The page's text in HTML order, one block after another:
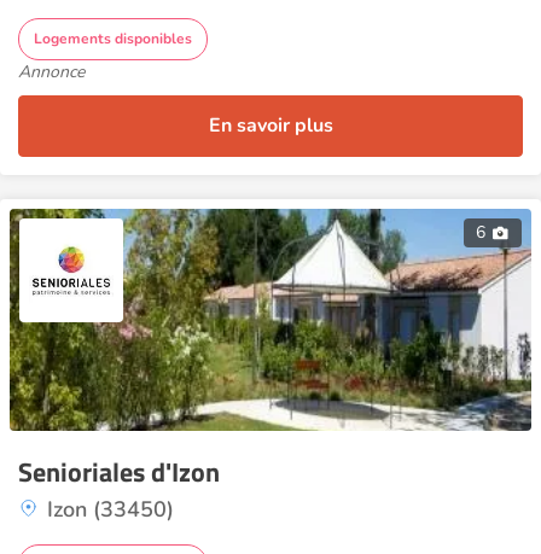
Logements disponibles
Annonce
En savoir plus
6
Senioriales d'Izon
Izon (33450)